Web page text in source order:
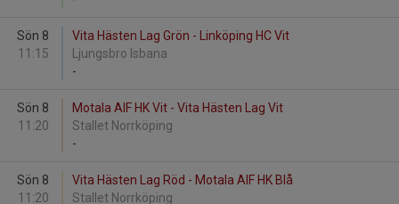
Sön 8
11:15
Vita Hästen Lag Grön - Linköping HC Vit
Ljungsbro Isbana
-
Sön 8
11:20
Motala AIF HK Vit - Vita Hästen Lag Vit
Stallet Norrköping
-
Sön 8
11:20
Vita Hästen Lag Röd - Motala AIF HK Blå
Stallet Norrköping